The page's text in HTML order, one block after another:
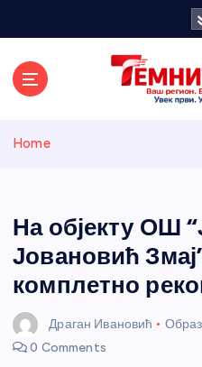
и
Home
На објекту ОШ
Јовановић
комплетно
Драган Ивановић
0 Comments